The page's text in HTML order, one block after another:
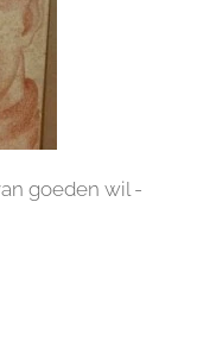
goeden wil -